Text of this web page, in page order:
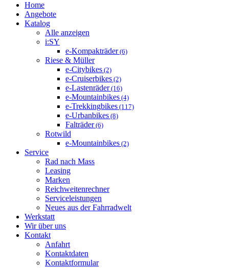
Home
Angebote
Katalog
Alle anzeigen
i:SY
e-Kompakträder(6)
Riese & Müller
e-Citybikes (2)
e-Cruiserbikes (2)
e-Lastenräder(16)
e-Mountainbikes (4)
e-Trekkingbikes (117)
e-Urbanbikes (8)
Falträder(6)
Rotwild
e-Mountainbikes (2)
Service
Rad nach Mass
Leasing
Marken
Reichweitenrechner
Serviceleistungen
Neues aus der Fahrradwelt
Werkstatt
Wir über uns
Kontakt
Anfahrt
Kontaktdaten
Kontaktformular